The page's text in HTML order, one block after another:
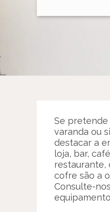
Se
varanda ou
destacar a
loja, bar,
restaurante,
cofre são a
Consulte-